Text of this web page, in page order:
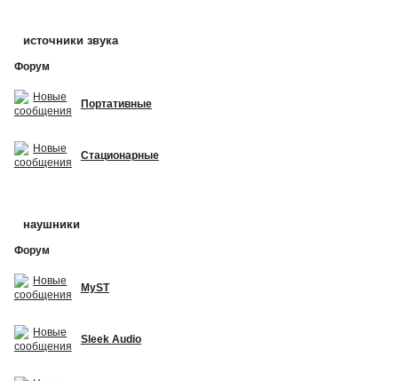
источники звука
Форум
Портативные
Стационарные
наушники
Форум
MyST
Sleek Audio